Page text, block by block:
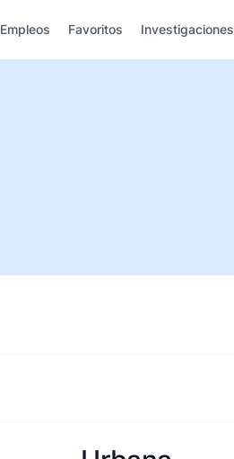
Empleos Favoritos Investigaciones